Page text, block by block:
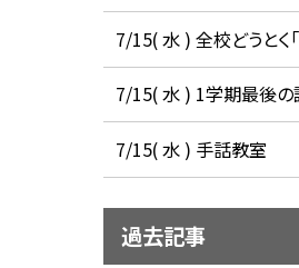
7/15( 水 ) 全校どうとく
7/15( 水 ) 1学期最後の
7/15( 水 ) 手話教室
過去記事